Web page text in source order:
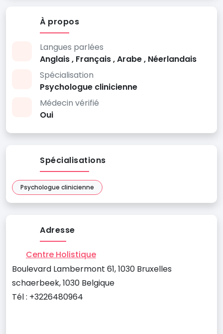
À propos
Langues parlées
Anglais , Français , Arabe , Néerlandais
Spécialisation
Psychologue clinicienne
Médecin vérifié
Oui
Spécialisations
Psychologue clinicienne
Adresse
Centre Holistique
Boulevard Lambermont 61, 1030 Bruxelles
schaerbeek, 1030 Belgique
Tél : +3226480964